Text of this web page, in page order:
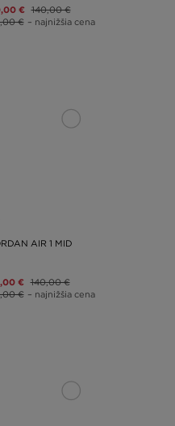
€ 140,00 €
€ – najnižšia cena
AIR 1 MID
€ 140,00 €
€ – najnižšia cena